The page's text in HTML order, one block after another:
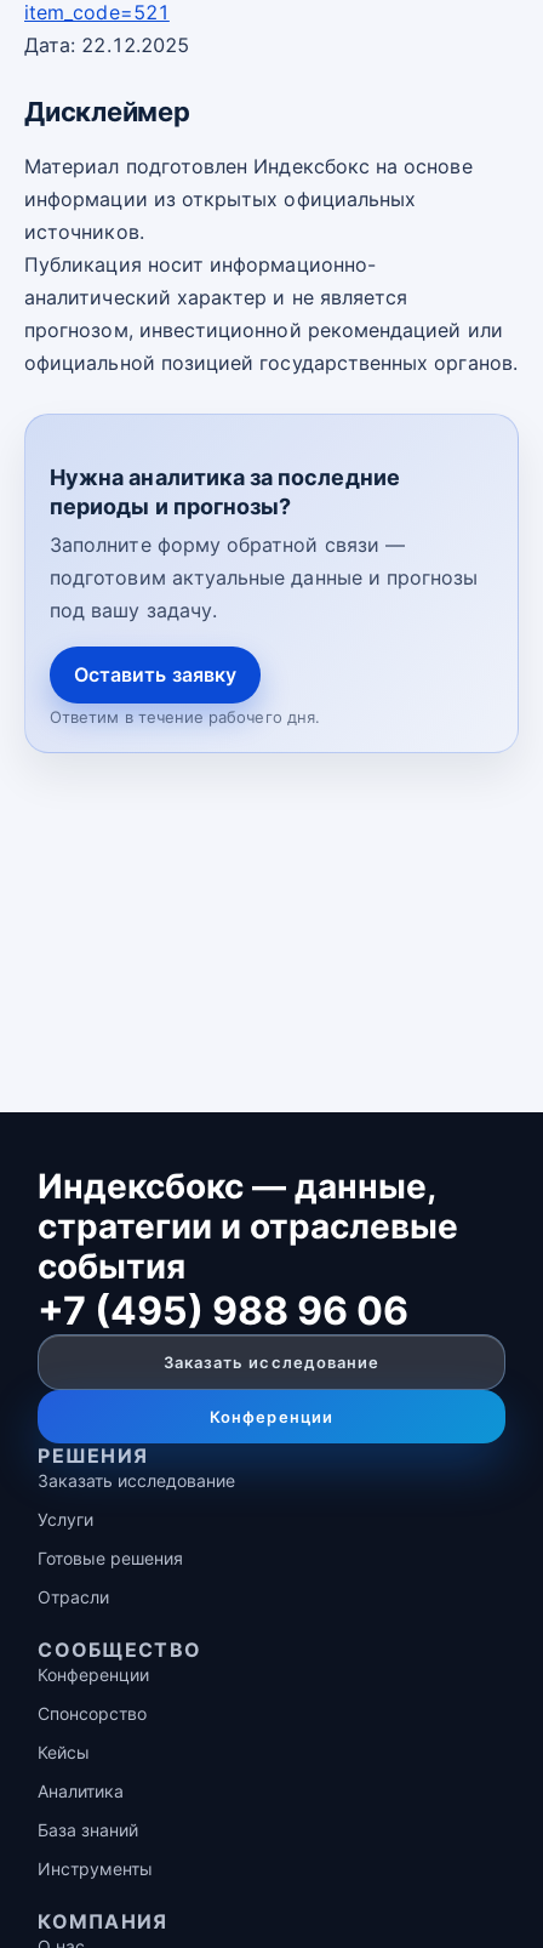
item_code=521
Дата: 22.12.2025
Дисклеймер
Материал подготовлен Индексбокс на основе
информации из открытых официальных
источников.
Публикация носит информационно-
аналитический характер и не является
прогнозом, инвестиционной рекомендацией или
официальной позицией государственных органов.
Нужна аналитика за последние
периоды и прогнозы?
Заполните форму обратной связи —
подготовим актуальные данные и прогнозы
под вашу задачу.
Оставить заявку
Ответим в течение рабочего дня.
Индексбокс — данные,
стратегии и отраслевые
события
+7 (495) 988 96 06
Заказать исследование
Конференции
РЕШЕНИЯ
Заказать исследование
Услуги
Готовые решения
Отрасли
СООБЩЕСТВО
Конференции
Спонсорство
Кейсы
Аналитика
База знаний
Инструменты
КОМПАНИЯ